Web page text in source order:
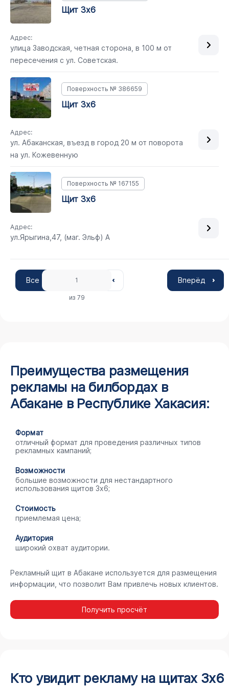
Щит 3х6
Адрес:
улица Заводская, четная сторона, в 100 м от
пересечения с ул. Советская.
Поверхность № 386659
Щит 3х6
Адрес:
ул. Абаканская, въезд в город 20 м от поворота
на ул. Кожевенную
Поверхность № 167155
Щит 3х6
Адрес:
ул.Ярыгина,47, (маг. Эльф) А
Все Вперёд
1
из 79
Преимущества размещения
рекламы на билбордах в
Абакане в Республике Хакасия:
Формат
отличный формат для проведения различных типов
рекламных кампаний;
Возможности
большие возможности для нестандартного
использования щитов 3х6;
Стоимость
приемлемая цена;
Аудитория
широкий охват аудитории.
Рекламный щит в Абакане используется для размещения
информации, что позволит Вам привлечь новых клиентов.
Получить просчёт
Кто увидит рекламу на щитах 3х6